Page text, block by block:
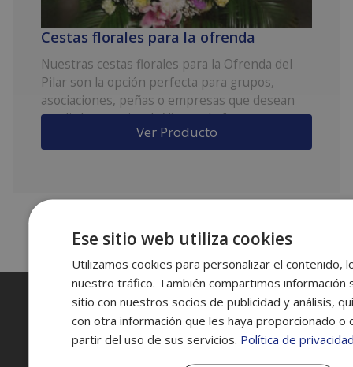
Cestas florales para la ofrenda
Nuestras cestas florales para la Ofrenda del
Pilar son la opción perfecta para grupos,
asociaciones, peñas o empresas que desean
rendir homenaje a la Virgen de forma
representativa y elegante. Diseñadas con
flores frescas y personalizables, son una
Ver Producto
Ese sitio web utiliza cookies
Utilizamos cookies para personalizar el contenido,
nuestro tráfico. También compartimos información
sitio con nuestros socios de publicidad y análisis,
con otra información que les haya proporcionado o
partir del uso de sus servicios. Política de